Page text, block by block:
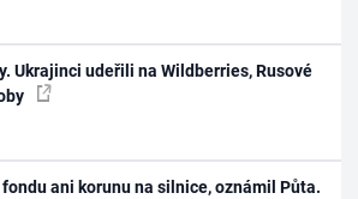
Ukrajinci udeřili na Wildberries, Rusové
ani korunu na silnice, oznámil Půta.